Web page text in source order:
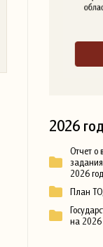
2026 год
Отчет о
2026
План
на 2026